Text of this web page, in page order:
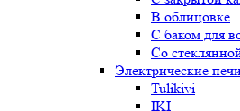
В облицовке
С баком для
Со
Электрические
Tulikivi
IKI